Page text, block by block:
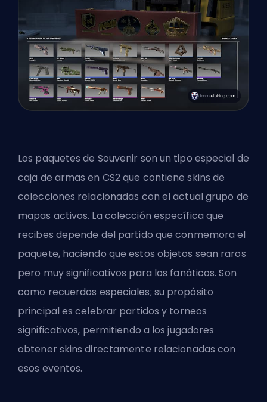
Los paquetes de Souvenir son un tipo especial de
caja de armas en CS2 que contiene skins de
colecciones relacionadas con el actual grupo de
mapas activos. La colección específica que
recibes depende del partido que conmemora el
paquete, haciendo que estos objetos sean raros
pero muy significativos para los fanáticos. Son
como recuerdos especiales; su propósito
principal es celebrar partidos y torneos
significativos, permitiendo a los jugadores
obtener skins directamente relacionadas con
esos eventos.